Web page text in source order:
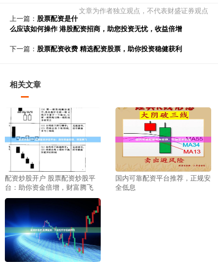
文章为作者独立观点，不代表财盛证券观点
上一篇： 股票配资是什
么应该如何操作 港股配资招商，助您投资无忧，收益倍增
下一篇： 股票配资收费 精选配资股票，助你投资稳健获利
相关文章
配资炒股开户 股票配资炒股平
台：助你资金倍增，财富腾飞
国内可靠配资平台推荐，正规安
全低息